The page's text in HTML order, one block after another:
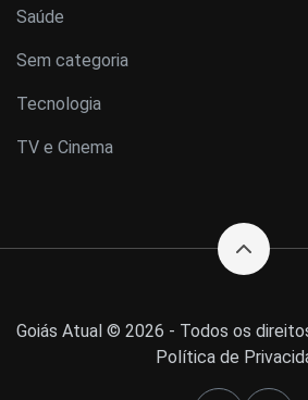
Saúde
Sem categoria
Tecnologia
TV e Cinema
Goiás Atual © 2026 - Todos os
Política de